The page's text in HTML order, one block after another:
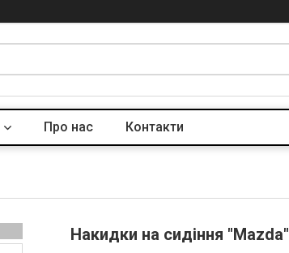
Про нас Контакти
Накидки на сидіння "Mazda"